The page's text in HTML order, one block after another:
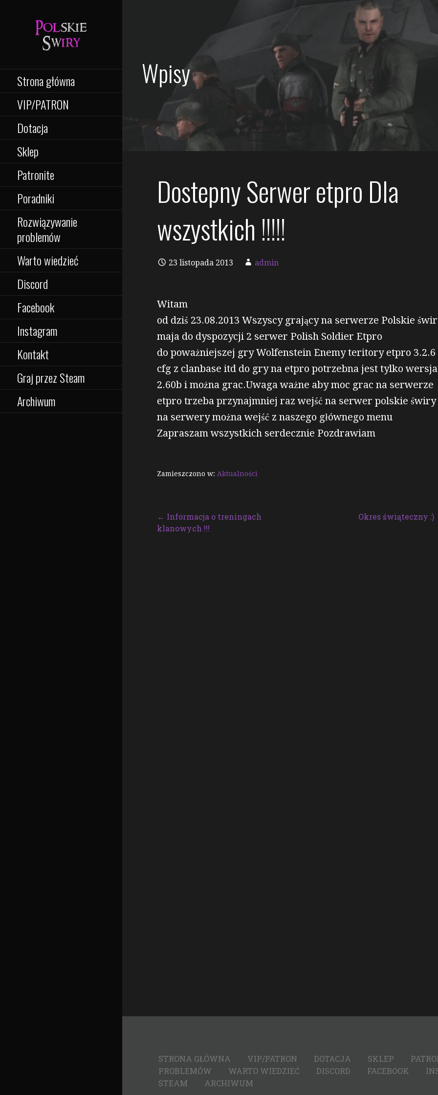
Strona główna
VIP/PATRON
Dotacja
Sklep
Patronite
Poradniki
Rozwiązywanie
problemów
Warto wiedzieć
Discord
Facebook
Instagram
Kontakt
Graj przez Steam
Archiwum
Wpisy
Dostepny Serwer etpro Dla
wszystkich !!!!!
23 listopada 2013 admin
Witam
od dziś 23.08.2013 Wszyscy grający na serwerze Polskie
maja do dyspozycji 2 serwer Polish Soldier Etpro
do poważniejszej gry Wolfenstein Enemy teritory etpro 3.2.6
cfg z clanbase itd do gry na etpro potrzebna jest tylko wersja
2.60b i można grac.Uwaga ważne aby moc grac na serwerze
etpro trzeba przynajmniej raz wejść na serwer polskie świry
na serwery można wejść z naszego głównego menu
Zapraszam wszystkich serdecznie Pozdrawiam
Zamieszczono w: Aktualności
Nawigacja
← Informacja o treningach
klanowych !!!
Okres świąteczny
STRONA GŁÓWNA VIP/PATRON DOTACJA SKLEP
PROBLEMÓW
WARTO WIEDZIEĆ DISCORD FACEBOOK
STEAM
ARCHIWUM